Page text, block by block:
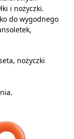
i nożyczki.
do wygodnego
nożyczki